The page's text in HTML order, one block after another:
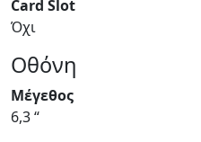
Card Slot
Όχι
Οθόνη
Μέγεθος
6,3 “